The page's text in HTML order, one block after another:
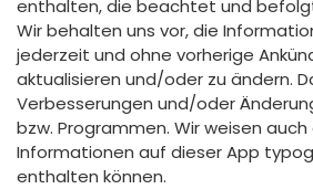
enthalten, die beachtet und
Wir behalten uns vor, die
jederzeit und ohne vorherige
aktualisieren und/oder zu ändern.
Verbesserungen und/oder
bzw. Programmen. Wir weisen
Informationen auf dieser App
enthalten können.